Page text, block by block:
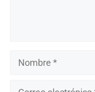
Nombre